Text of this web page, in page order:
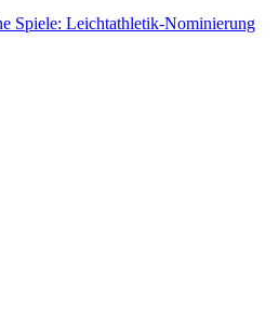
Spiele: Leichtathletik-Nominierung